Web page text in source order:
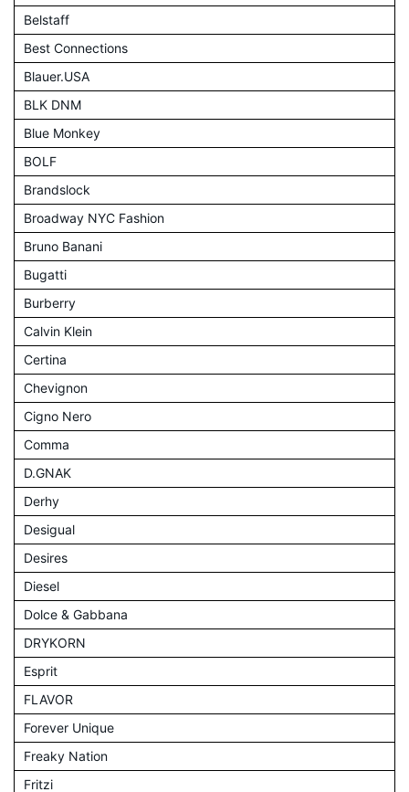
Belstaff
Best Connections
Blauer.USA
BLK DNM
Blue Monkey
BOLF
Brandslock
Broadway NYC Fashion
Bruno Banani
Bugatti
Burberry
Calvin Klein
Certina
Chevignon
Cigno Nero
Comma
D.GNAK
Derhy
Desigual
Desires
Diesel
Dolce & Gabbana
DRYKORN
Esprit
FLAVOR
Forever Unique
Freaky Nation
Fritzi